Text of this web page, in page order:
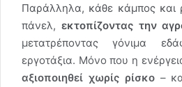
Παράλληλα, κάθε κάμπος και
πάνελ, εκτοπίζοντας την
μετατρέποντας γόνιμα
εργοτάξια. Μόνο που η
αξιοποιηθεί χωρίς ρίσκο–